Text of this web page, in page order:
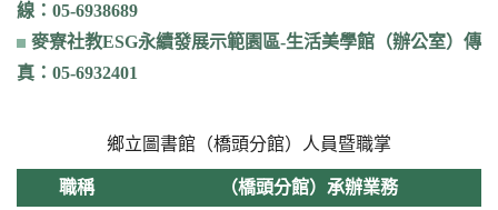
線：05-6938689
麥寮社教ESG永續發展示範園區-生活美學館（辦公室）傳
真：05-6932401
鄉立圖書館（橋頭分館）人員暨職掌
職稱 （橋頭分館）承辦業務